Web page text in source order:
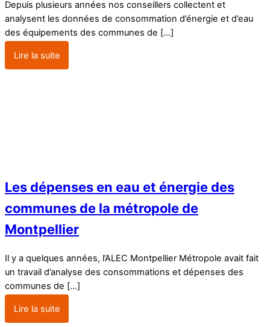
Depuis plusieurs années nos conseillers collectent et
analysent les données de consommation d’énergie et d’eau
des équipements des communes de […]
Lire la suite
Les dépenses en eau et énergie des
communes de la métropole de
Montpellier
Il y a quelques années, l’ALEC Montpellier Métropole avait fait
un travail d’analyse des consommations et dépenses des
communes de […]
Lire la suite